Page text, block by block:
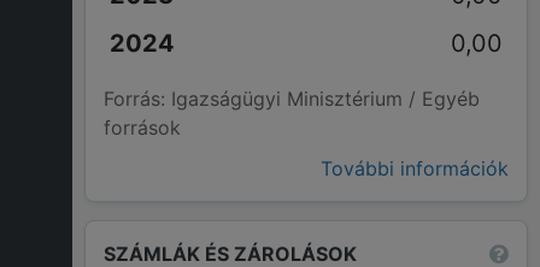
0,00
Forrás: Igazságügyi Minisztérium / Egyéb
források
További információk
SZÁMLÁK ÉS ZÁROLÁSOK